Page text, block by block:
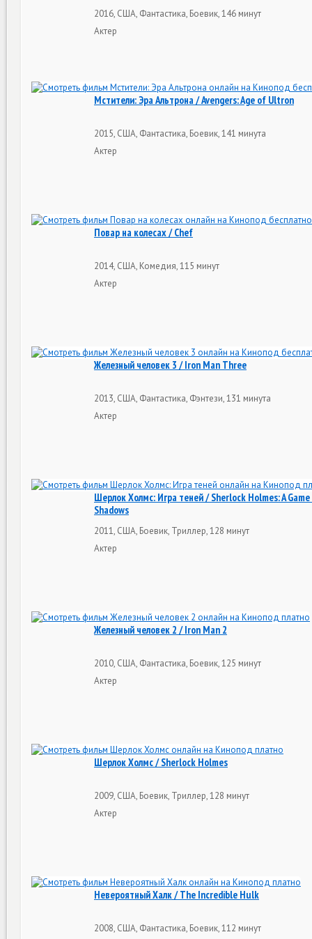
2016, США, Фантастика, Боевик, 146 минут
Актер
Мстители: Эра Альтрона / Avengers: Age of Ultron
2015, США, Фантастика, Боевик, 141 минута
Актер
Повар на колесах / Chef
2014, США, Комедия, 115 минут
Актер
Железный человек 3 / Iron Man Three
2013, США, Фантастика, Фэнтези, 131 минута
Актер
Шерлок Холмс: Игра теней / Sherlock Holmes: A
Shadows
2011, США, Боевик, Триллер, 128 минут
Актер
Железный человек 2 / Iron Man 2
2010, США, Фантастика, Боевик, 125 минут
Актер
Шерлок Холмс / Sherlock Holmes
2009, США, Боевик, Триллер, 128 минут
Актер
Невероятный Халк / The Incredible Hulk
2008, США, Фантастика, Боевик, 112 минут